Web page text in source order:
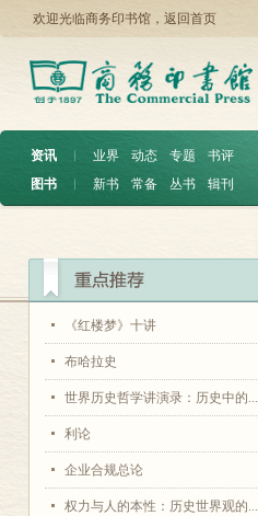
欢迎光临商务印书馆， 返回首页
资讯 ︱ 业界 动态 专题
书评
图书
︱ 新书 常备 丛书 辑刊
《红楼梦》十讲
布哈拉史
世界历史哲学讲演录：历史中的...
利论
企业合规总论
权力与人的本性：历史世界观的...